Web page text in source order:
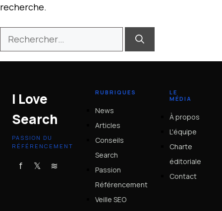
recherche.
Rechercher :
I Love
Search
PASSION DU
RÉFÉRENCEMENT
f 𝕏 ≋
RUBRIQUES
News
Articles
Conseils
Search
Passion
Référencement
Veille SEO
LE
MÉDIA
À propos
L'équipe
Charte
éditoriale
Contact